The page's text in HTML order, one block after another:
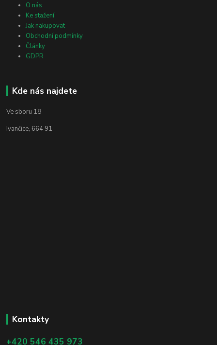
O nás
Ke stažení
Jak nakupovat
Obchodní podmínky
Články
GDPR
Kde nás najdete
Ve sboru 18
Ivančice, 664 91
Kontakty
+420 546 435 973